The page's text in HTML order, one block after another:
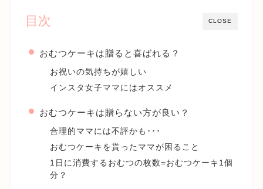
CLOSE
目次
おむつケーキは贈ると喜ばれる？
お祝いの気持ちが嬉しい
インスタ女子ママにはオススメ
おむつケーキは贈らない方が良い？
合理的ママには不評かも･･･
おむつケーキを貰ったママが困ること
1日に消費するおむつの枚数=おむつケーキ1個
分？